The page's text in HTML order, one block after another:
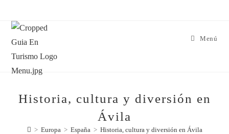
Menú
Historia, cultura y diversión en
Ávila
> Europa > España > Historia, cultura y diversión en Ávila